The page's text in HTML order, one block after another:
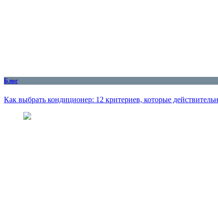
Блог
Как выбрать кондиционер: 12 критериев, которые